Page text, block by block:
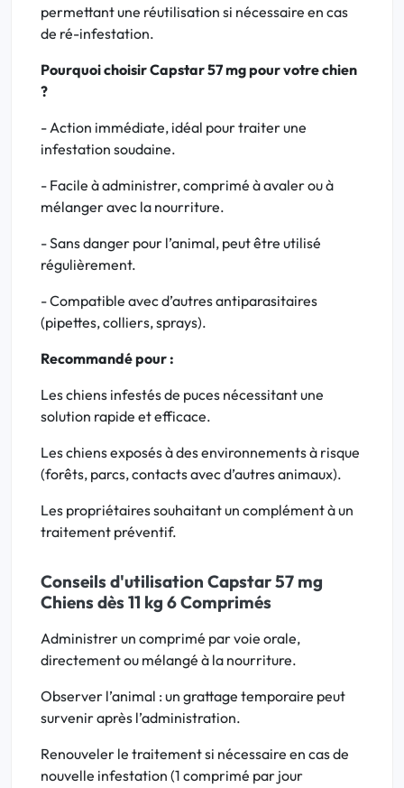
permettant une réutilisation si nécessaire en cas
de ré-infestation.
Pourquoi choisir Capstar 57 mg pour votre chien
?
- Action immédiate, idéal pour traiter une
infestation soudaine.
- Facile à administrer, comprimé à avaler ou à
mélanger avec la nourriture.
- Sans danger pour l’animal, peut être utilisé
régulièrement.
- Compatible avec d’autres antiparasitaires
(pipettes, colliers, sprays).
Recommandé pour :
Les chiens infestés de puces nécessitant une
solution rapide et efficace.
Les chiens exposés à des environnements à risque
(forêts, parcs, contacts avec d’autres animaux).
Les propriétaires souhaitant un complément à un
traitement préventif.
Conseils d'utilisation Capstar 57 mg
Chiens dès 11 kg 6 Comprimés
Administrer un comprimé par voie orale,
directement ou mélangé à la nourriture.
Observer l’animal : un grattage temporaire peut
survenir après l’administration.
Renouveler le traitement si nécessaire en cas de
nouvelle infestation (1 comprimé par jour